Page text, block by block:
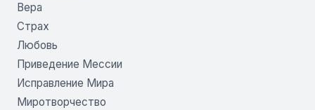
Вера
Страх
Любовь
Приведение Мессии
Исправление Мира
Миротворчество